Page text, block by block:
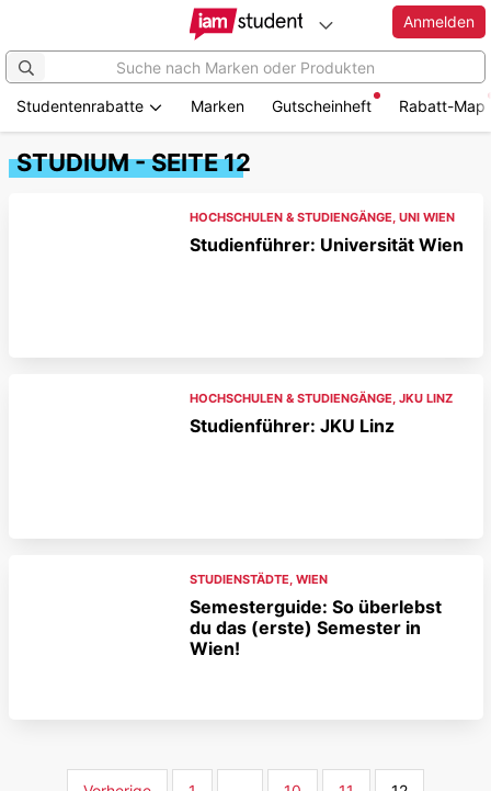
Anmelden
Studentenrabatte Marken Gutscheinheft Rabatt-Map
STUDIUM - SEITE 12
HOCHSCHULEN & STUDIENGÄNGE, UNI WIEN
Studienführer: Universität Wien
HOCHSCHULEN & STUDIENGÄNGE, JKU LINZ
Studienführer: JKU Linz
STUDIENSTÄDTE, WIEN
Semesterguide: So überlebst
du das (erste) Semester in
Wien!